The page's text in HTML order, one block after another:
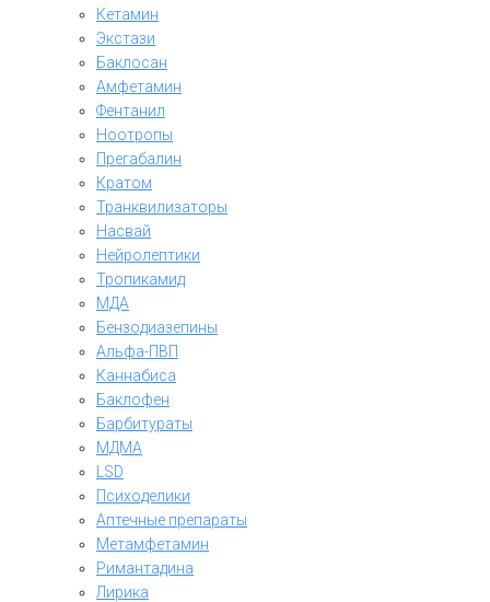
Кетамин
Экстази
Баклосан
Амфетамин
Фентанил
Ноотропы
Прегабалин
Кратом
Транквилизаторы
Насвай
Нейролептики
Тропикамид
МДА
Бензодиазепины
Альфа-ПВП
Каннабиса
Баклофен
Барбитураты
МДМА
LSD
Психоделики
Аптечные препараты
Метамфетамин
Римантадина
Лирика